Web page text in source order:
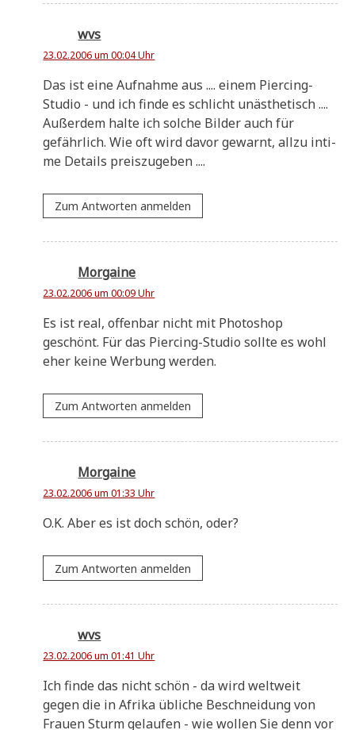
wvs
23.02.2006 um 00:04 Uhr
Das ist eine Auf­nah­me aus .... einem Pier­cing-
Stu­dio - und ich fin­de es schlicht unästhetisch ....
Außer­dem hal­te ich sol­che Bil­der auch für
gefähr­lich. Wie oft wird davor gewarnt, all­zu inti­
me Details preiszugeben ....
Zum Antworten anmelden
Morgaine
23.02.2006 um 00:09 Uhr
Es ist real, offen­bar nicht mit Pho­to­shop
geschönt. Für das Pier­cing-Stu­dio soll­te es wohl
eher kei­ne Wer­bung werden.
Zum Antworten anmelden
Morgaine
23.02.2006 um 01:33 Uhr
O.K. Aber es ist doch schön, oder?
Zum Antworten anmelden
wvs
23.02.2006 um 01:41 Uhr
Ich fin­de das nicht schön - da wird welt­weit
gegen die in Afri­ka übli­che Beschnei­dung von
Frau­en Sturm gelau­fen - wie wol­len Sie denn vor